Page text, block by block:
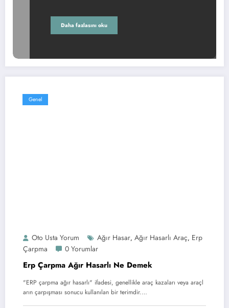
Daha fazlasını oku
Genel
Oto Usta Yorum Ağır Hasar, Ağır Hasarlı Araç, Erp
Çarpma
0 Yorumlar
Erp Çarpma Ağır Hasarlı Ne Demek
"ERP çarpma ağır hasarlı" ifadesi, genellikle araç kazaları veya araçl
arın çarpışması sonucu kullanılan bir terimdir.…